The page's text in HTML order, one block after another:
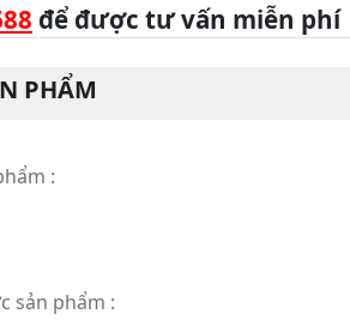
để được tư vấn miễn phí
PHẨM
:
sản phẩm :